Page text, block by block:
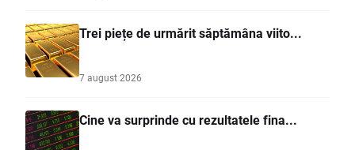
Trei piețe de urmărit săptămâna viito...
7 august 2026
Cine va surprinde cu rezultatele fina...